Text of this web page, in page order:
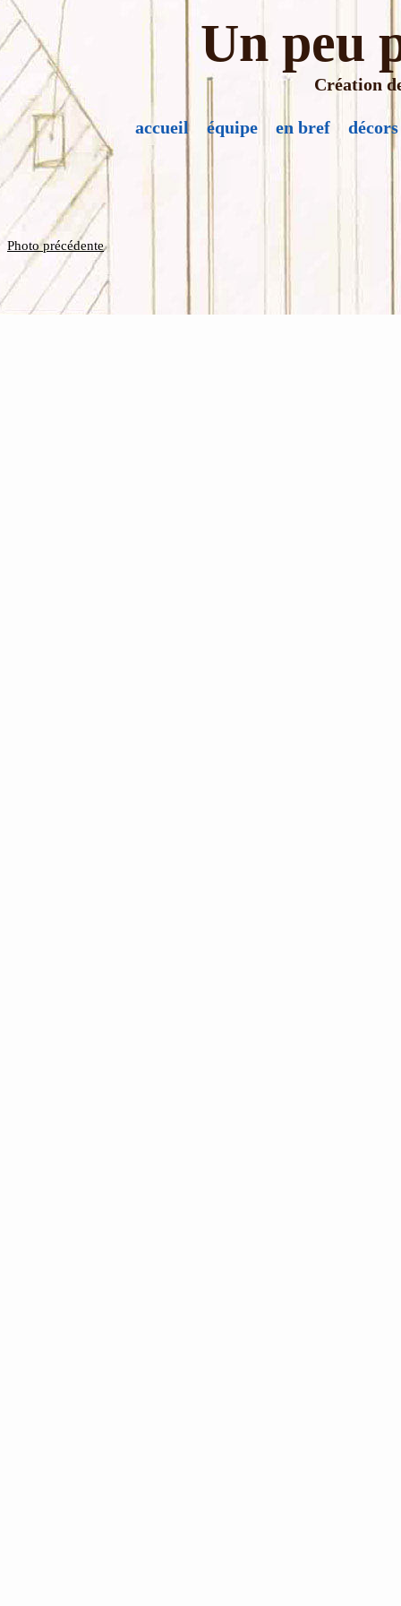
Un peu
Création
accueil équipe en bref décors
Photo précédente